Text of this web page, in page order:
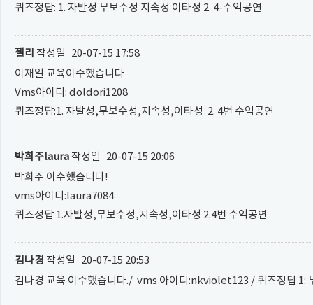
퀴즈정답: 1. 자발성 무보수성 지속성 이타성 2. 4-수익공연
젤리 작성일
20-07-15 17:58
이재일 교육이수했습니다
Vms아이디: doldori1208
퀴즈정답:1. 자발성,무보수성,지속성,이타성 2. 4번 수익공연
박희주laura작성일
20-07-15 20:06
박희주 이수했습니다!
vms아이디:laura7084
퀴즈정답 1.자발성,무보수성,지속성,이타성 2.4번 수익공연
김나경 작성일
20-07-15 20:53
김나경 교육 이수했습니다./ vms 아이디:nkviolet123 / 퀴즈정답 1: